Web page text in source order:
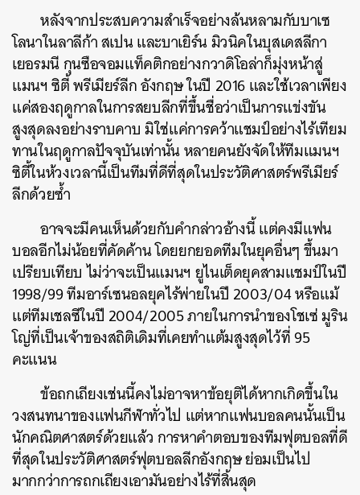
หลังจากประสบความสำเร็จอย่างล้นหลามกับบาเซ
โลนาในลาลีก้า สเปน และบาเยิร์น มิวนิคในบุสเดสลีกา
เยอรมนี กุนซือจอมแท็คติกอย่างกวาดิโอล่าก็มุ่งหน้าสู่
แมนฯ ซิตี้ พรีเมียร์ลีก อังกฤษ ในปี 2016 และใช้เวลาเพียง
แค่สองฤดูกาลในการสยบลีกที่ขึ้นชื่อว่าเป็นการแข่งขัน
สูงสุดลงอย่างราบคาบ มิใช่แค่การคว้าแชมป์อย่างไร้เทียม
ทานในฤดูกาลปัจจุบันเท่านั้น หลายคนยังจัดให้ทีมแมนฯ
ซิตี้ในห้วงเวลานี้เป็นทีมที่ดีที่สุดในประวัติศาสตร์พรีเมียร์
ลีกด้วยซ้ำ
อาจจะมีคนเห็นด้วยกับคำกล่าวอ้างนี้ แต่คงมีแฟน
บอลอีกไม่น้อยที่คัดค้าน โดยยกยอดทีมในยุคอื่นๆ ขึ้นมา
เปรียบเทียบ ไม่ว่าจะเป็นแมนฯ ยูไนเต็ดยุคสามแชมป์ในปี
1998/99 ทีมอาร์เซนอลยุคไร้พ่ายในปี 2003/04 หรือแม้
แต่ทีมเชลซีในปี 2004/2005 ภายในการนำของโชเซ่ มูริน
โญ่ที่เป็นเจ้าของสถิติเดิมที่เคยทำแต้มสูงสุดไว้ที่ 95
คะแนน
ข้อถกเถียงเช่นนี้คงไม่อาจหาข้อยุติได้หากเกิดขึ้นใน
วงสนทนาของแฟนกีฬาทั่วไป แต่หากแฟนบอลคนนั้นเป็น
นักคณิตศาสตร์ด้วยแล้ว การหาคำตอบของทีมฟุตบอลที่ดี
ที่สุดในประวัติศาสตร์ฟุตบอลลีกอังกฤษ ย่อมเป็นไป
มากกว่าการถกเถียงเอามันอย่างไร้ที่สิ้นสุด